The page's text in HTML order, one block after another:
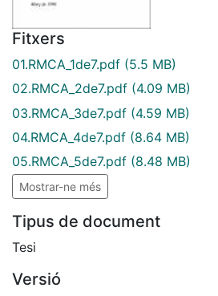
Fitxers
01.RMCA_1de7.pdf (5.5 MB)
02.RMCA_2de7.pdf (4.09 MB)
03.RMCA_3de7.pdf (4.59 MB)
04.RMCA_4de7.pdf (8.64 MB)
05.RMCA_5de7.pdf (8.48 MB)
Mostrar-ne més
Tipus de document
Tesi
Versió